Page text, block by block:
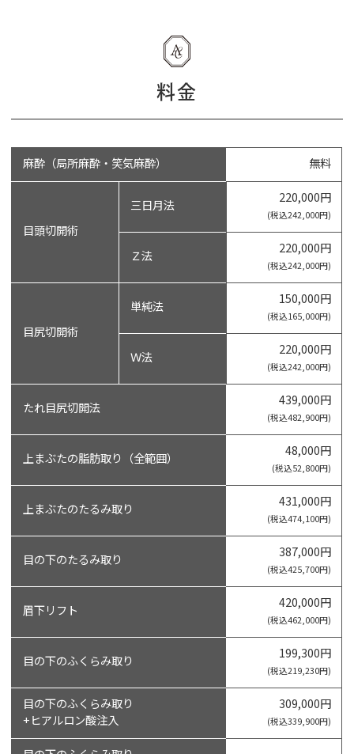
料金
麻酔（局所麻酔・笑気麻酔） 無料
目頭切開術
三日月法 220,000円
(税込242,000円)
Ｚ法 220,000円
(税込242,000円)
目尻切開術
単純法 150,000円
(税込165,000円)
Ｗ法 220,000円
(税込242,000円)
たれ目尻切開法 439,000円
(税込482,900円)
上まぶたの脂肪取り（全範囲） 48,000円
(税込52,800円)
上まぶたのたるみ取り 431,000円
(税込474,100円)
目の下のたるみ取り 387,000円
(税込425,700円)
眉下リフト 420,000円
(税込462,000円)
目の下のふくらみ取り 199,300円
(税込219,230円)
目の下のふくらみ取り
+ヒアルロン酸注入
309,000円
(税込339,900円)